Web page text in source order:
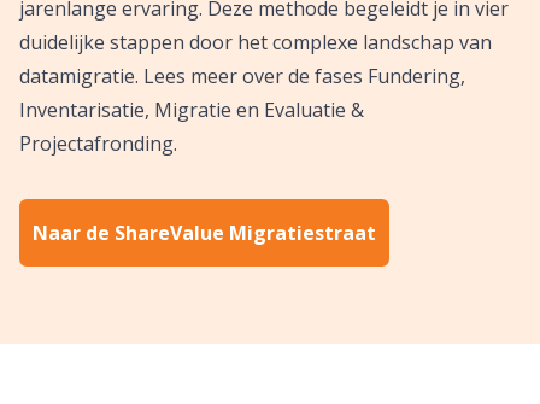
jarenlange ervaring. Deze methode begeleidt je in vier
duidelijke stappen door het complexe landschap van
datamigratie. Lees meer over de fases Fundering,
Inventarisatie, Migratie en Evaluatie &
Projectafronding.
Naar de ShareValue Migratiestraat